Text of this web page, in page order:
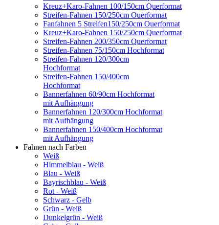
Kreuz+Karo-Fahnen 100/150cm Querformat
Streifen-Fahnen 150/250cm Ouerformat
Fanfahnen 5 Streifen150/250cm Ouerformat
Kreuz+Karo-Fahnen 150/250cm Querformat
Streifen-Fahnen 200/350cm Querformat
Streifen-Fahnen 75/150cm Hochformat
Streifen-Fahnen 120/300cm
Hochformat
Streifen-Fahnen 150/400cm
Hochformat
Bannerfahnen 60/90cm Hochformat
mit Aufhängung
Bannerfahnen 120/300cm Hochformat
mit Aufhängung
Bannerfahnen 150/400cm Hochformat
mit Aufhängung
Fahnen nach Farben
Weiß
Himmelblau - Weiß
Blau - Weiß
Bayrischblau - Weiß
Rot - Weiß
Schwarz - Gelb
Grün - Weiß
Dunkelgrün - Weiß